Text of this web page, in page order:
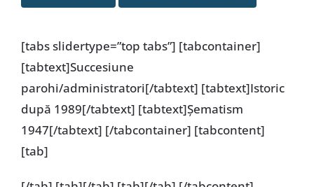
[tabs slidertype=”top tabs”] [tabcontainer]
[tabtext]Succesiune
parohi/administratori[/tabtext] [tabtext]Istoric
după 1989[/tabtext] [tabtext]Şematism
1947[/tabtext] [/tabcontainer] [tabcontent]
[tab]